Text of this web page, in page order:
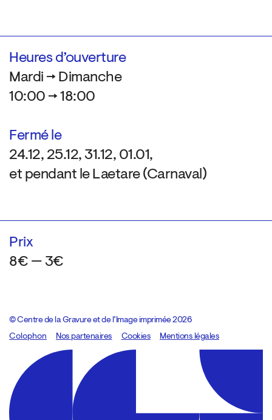
Heures d’ouverture
Mardi → Dimanche
10:00 → 18:00
Fermé le
24.12, 25.12, 31.12, 01.01,
et pendant le Laetare (Carnaval)
Prix
8€ — 3€
© Centre de la Gravure et de l’Image imprimée 2026
Colophon
Design:Marcel Kaczmarek, code:8080.studio
Nos partenaires Cookies Mentions légales